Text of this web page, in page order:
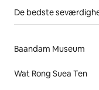
De bedste
Baandam Museum
Wat Rong Suea Ten